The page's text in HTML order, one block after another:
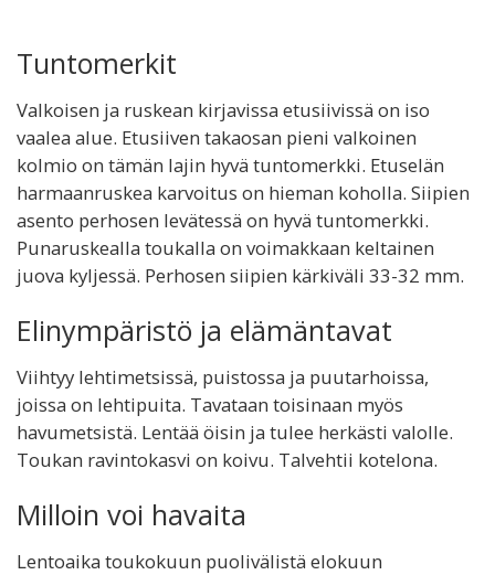
Tuntomerkit
Valkoisen ja ruskean kirjavissa etusiivissä on iso
vaalea alue. Etusiiven takaosan pieni valkoinen
kolmio on tämän lajin hyvä tuntomerkki. Etuselän
harmaanruskea karvoitus on hieman koholla. Siipien
asento perhosen levätessä on hyvä tuntomerkki.
Punaruskealla toukalla on voimakkaan keltainen
juova kyljessä. Perhosen siipien kärkiväli 33-32 mm.
Elinympäristö ja elämäntavat
Viihtyy lehtimetsissä, puistossa ja puutarhoissa,
joissa on lehtipuita. Tavataan toisinaan myös
havumetsistä. Lentää öisin ja tulee herkästi valolle.
Toukan ravintokasvi on koivu. Talvehtii kotelona.
Milloin voi havaita
Lentoaika toukokuun puolivälistä elokuun